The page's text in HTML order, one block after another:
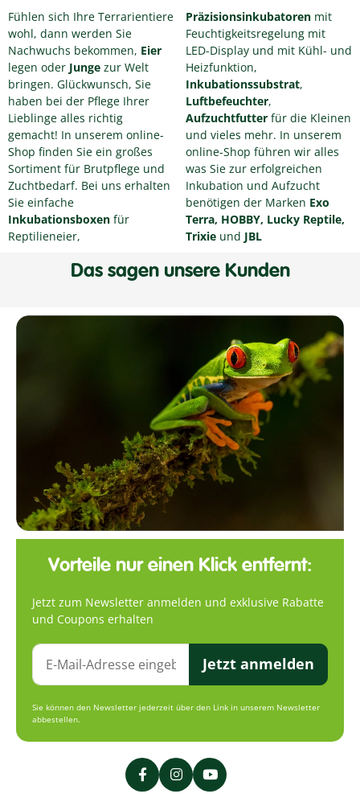
Fühlen sich Ihre Terrarientiere
wohl, dann werden Sie
Nachwuchs bekommen, Eier
legen oder Junge zur Welt
bringen. Glückwunsch, Sie
haben bei der Pflege Ihrer
Lieblinge alles richtig
gemacht! In unserem online-
Shop finden Sie ein großes
Sortiment für Brutpflege und
Zuchtbedarf. Bei uns erhalten
Sie einfache
Inkubationsboxen für
Reptilieneier,
Präzisionsinkubatoren mit
Feuchtigkeitsregelung mit
LED-Display und mit Kühl- und
Heizfunktion,
Inkubationssubstrat,
Luftbefeuchter,
Aufzuchtfutter für die Kleinen
und vieles mehr. In unserem
online-Shop führen wir alles
was Sie zur erfolgreichen
Inkubation und Aufzucht
benötigen der Marken Exo
Terra, HOBBY, Lucky Reptile,
Trixie und JBL
Das sagen unsere Kunden
Vorteile nur einen Klick entfernt:
Jetzt zum Newsletter anmelden und exklusive Rabatte
und Coupons erhalten
Jetzt anmelden
Sie können den Newsletter jederzeit über den Link in unserem Newsletter
abbestellen.